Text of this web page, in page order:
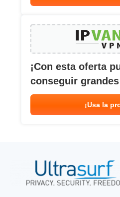
¡Con esta oferta
conseguir
¡Usa la